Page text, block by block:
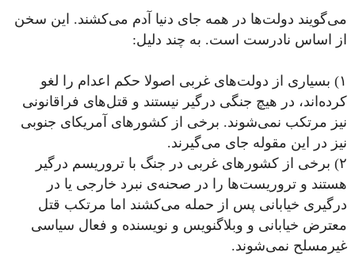
می‌گویند دولت‌ها در همه جای دنیا آدم می‌کشند. این سخن
از اساس نادرست است. به چند دلیل:
۱) بسیاری از دولت‌های غربی اصولا حکم اعدام را لغو
کرده‌اند، در هیچ جنگی درگیر نیستند و قتل‌های فراقانونی
نیز مرتکب نمی‌شوند. برخی از کشورهای آمریکای جنوبی
نیز در این مقوله جای می‌گیرند.
۲) برخی از کشورهای غربی در جنگ با تروریسم درگیر
هستند و تروریست‌ها را در صحنه‌ی نبرد خارجی یا در
درگیری خیابانی پس از حمله می‌کشند اما مرتکب قتل
معترض خیابانی و وبلاگنویس و نویسنده و فعال سیاسی
غیرمسلح نمی‌شوند.